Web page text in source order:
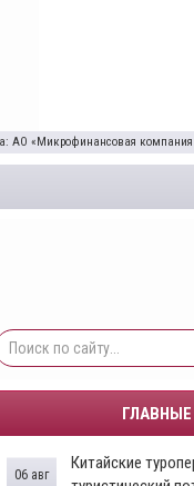
АО «Микрофинансовая компания
Китайские
06 авг